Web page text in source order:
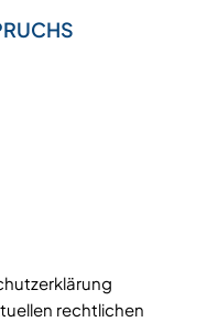
rechtlichen